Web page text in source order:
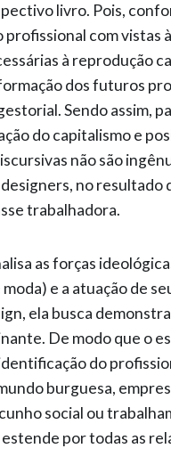
livro. Pois,
profissional com vistas
à reprodução
dos futuros
Sendo assim,
do capitalismo e
não são
no resultado
trabalhadora.
as forças
e a atuação de
ela busca
De modo que o
do
burguesa,
social ou
por todas as